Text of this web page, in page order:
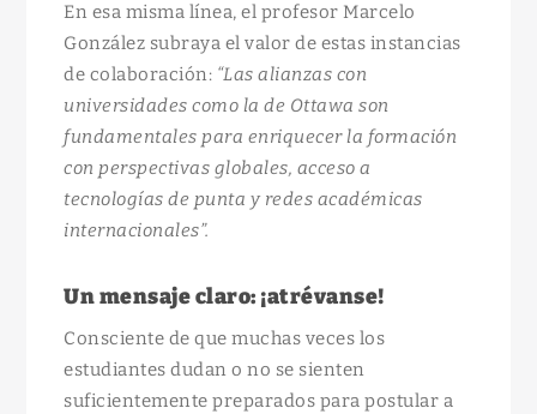
En esa misma línea, el profesor Marcelo
González subraya el valor de estas instancias
de colaboración: “Las alianzas con
universidades como la de Ottawa son
fundamentales para enriquecer la formación
con perspectivas globales, acceso a
tecnologías de punta y redes académicas
internacionales”.
Un mensaje claro: ¡atrévanse!
Consciente de que muchas veces los
estudiantes dudan o no se sienten
suficientemente preparados para postular a